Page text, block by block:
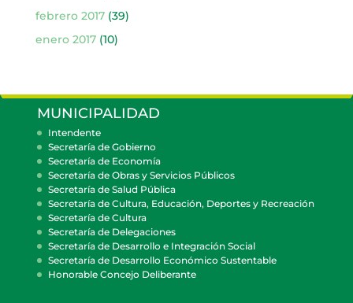
febrero 2017(39)
enero 2017(10)
MUNICIPALIDAD
Intendente
Secretaría de Gobierno
Secretaría de Economía
Secretaría de Obras y Servicios Públicos
Secretaría de Salud Pública
Secretaría de Cultura, Educación, Deportes y Recreación
Secretaría de Cultura
Secretaría de Delegaciones
Secretaría de Desarrollo e Integración Social
Secretaría de Desarrollo Económico Sustentable
Honorable Concejo Deliberante